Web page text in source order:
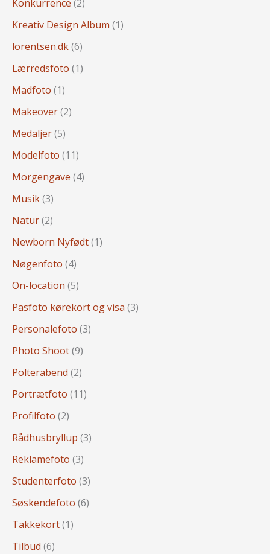
Konkurrence (2)
Kreativ Design Album (1)
lorentsen.dk(6)
Lærredsfoto (1)
Madfoto (1)
Makeover(2)
Medaljer(5)
Modelfoto (11)
Morgengave (4)
Musik(3)
Natur(2)
Newborn Nyfødt(1)
Nøgenfoto (4)
On-location (5)
Pasfoto kørekort og visa (3)
Personalefoto (3)
Photo Shoot(9)
Polterabend (2)
Portrætfoto (11)
Profilfoto (2)
Rådhusbryllup (3)
Reklamefoto (3)
Studenterfoto (3)
Søskendefoto (6)
Takkekort(1)
Tilbud (6)